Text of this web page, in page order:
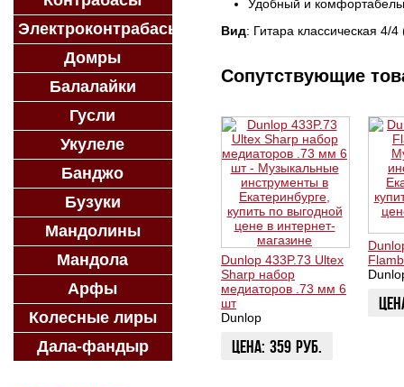
Удобный и
Вид: Гитара классическая 4/4
Сопутствующие
Dunlop 433P.73 Ultex
Sharp набор
медиаторов .73 мм 6
шт
Dunlop
Цена: 359 руб.
Электроконтрабасы
Домры
Балалайки
Гусли
Укулеле
Банджо
Бузуки
Мандолины
Мандола
Арфы
Колесные лиры
Дала-фандыр